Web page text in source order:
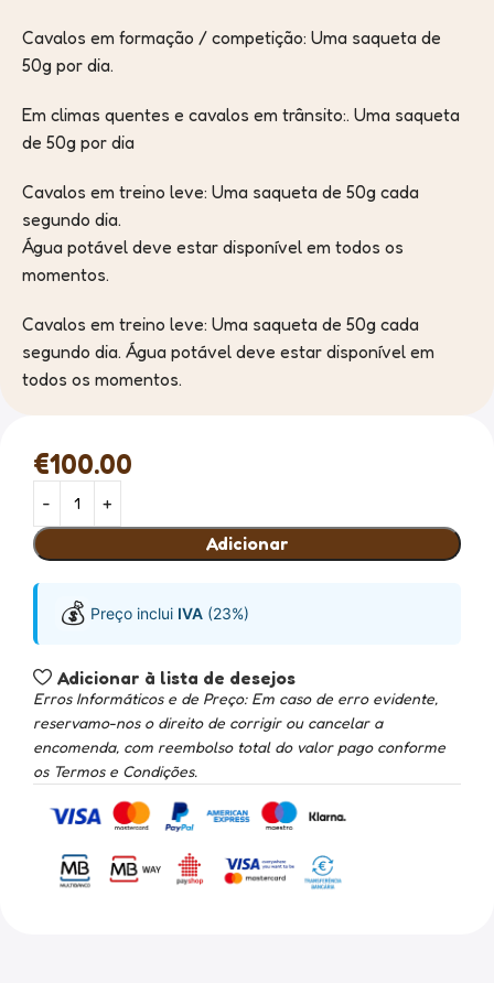
Cavalos em formação / competição: Uma saqueta de
50g por dia.
Em climas quentes e cavalos em trânsito:. Uma saqueta
de 50g por dia
Cavalos em treino leve: Uma saqueta de 50g cada
segundo dia.
Água potável deve estar disponível em todos os
momentos.
Cavalos em treino leve: Uma saqueta de 50g cada
segundo dia. Água potável deve estar disponível em
todos os momentos.
€100.00
Adicionar
💰 Preço inclui IVA (23%)
Adicionar à lista de desejos
Erros Informáticos e de Preço: Em caso de erro evidente,
reservamo-nos o direito de corrigir ou cancelar a
encomenda, com reembolso total do valor pago conforme
os Termos e Condições.